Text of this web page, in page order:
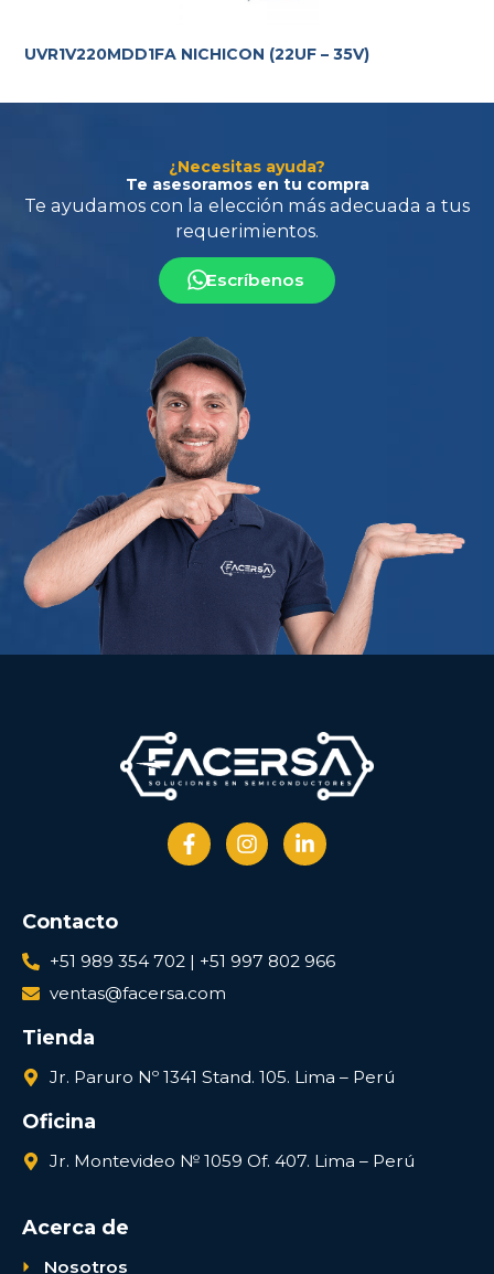
UVR1V220MDD1FA NICHICON (22UF – 35V)
¿Necesitas ayuda?
Te asesoramos en tu compra
Escríbenos
Contacto
+51 989 354 702 | +51 997 802 966
ventas@facersa.com
Tienda
Jr. Paruro Nº 1341 Stand. 105. Lima – Perú
Oficina
Jr. Montevideo № 1059 Of. 407. Lima – Perú
Acerca de
Nosotros